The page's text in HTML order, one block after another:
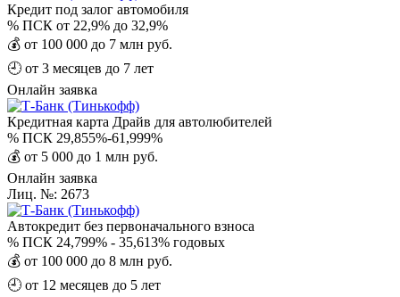
Кредит под залог автомобиля
% ПСК от 22,9% до 32,9%
💰 от 100 000 до 7 млн руб.
🕘 от 3 месяцев до 7 лет
Онлайн заявка
Кредитная карта Драйв для автолюбителей
% ПСК 29,855%-61,999%
💰 от 5 000 до 1 млн руб.
Онлайн заявка
Лиц. №: 2673
Автокредит без первоначального взноса
% ПСК 24,799% - 35,613% годовых
💰 от 100 000 до 8 млн руб.
🕘 от 12 месяцев до 5 лет